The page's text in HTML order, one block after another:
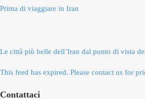
Prima di viaggiare in Iran
Le città più belle dell’Iran dal punto di vista
This feed has expired. Please contact us for
Contattaci